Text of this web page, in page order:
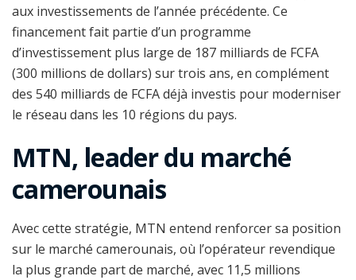
aux investissements de l’année précédente. Ce
financement fait partie d’un programme
d’investissement plus large de 187 milliards de FCFA
(300 millions de dollars) sur trois ans, en complément
des 540 milliards de FCFA déjà investis pour moderniser
le réseau dans les 10 régions du pays.
MTN, leader du marché
camerounais
Avec cette stratégie, MTN entend renforcer sa position
sur le marché camerounais, où l’opérateur revendique
la plus grande part de marché, avec 11,5 millions